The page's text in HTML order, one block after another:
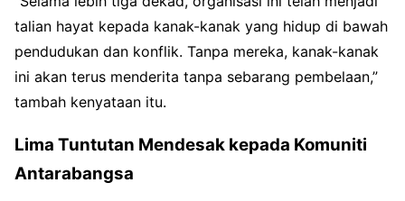
talian hayat kepada kanak-kanak yang hidup di bawah
pendudukan dan konflik. Tanpa mereka, kanak-kanak
ini akan terus menderita tanpa sebarang pembelaan,”
tambah kenyataan itu.
Lima Tuntutan Mendesak kepada Komuniti
Antarabangsa